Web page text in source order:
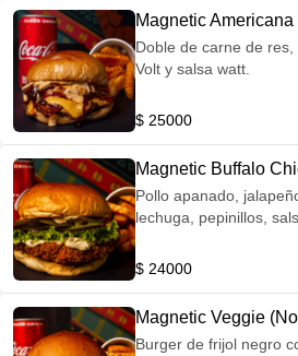
Magnetic
Doble de carne de
Volt y salsa watt.
$ 25000
Magnetic Buffalo
Pollo apanado,
lechuga, pepinillos,
$ 24000
Magnetic Veggie
Burger de frijol negro